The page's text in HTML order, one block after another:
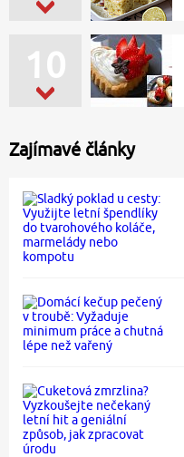
10
Zajímavé články